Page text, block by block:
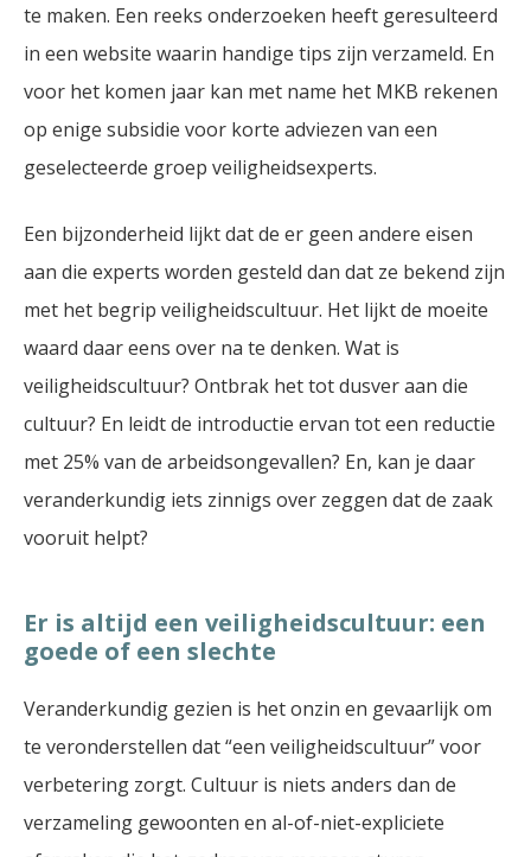
te maken. Een reeks onderzoeken heeft geresulteerd
in een website waarin handige tips zijn verzameld. En
voor het komen jaar kan met name het MKB rekenen
op enige subsidie voor korte adviezen van een
geselecteerde groep veiligheidsexperts.
Een bijzonderheid lijkt dat de er geen andere eisen
aan die experts worden gesteld dan dat ze bekend zijn
met het begrip veiligheidscultuur. Het lijkt de moeite
waard daar eens over na te denken. Wat is
veiligheidscultuur? Ontbrak het tot dusver aan die
cultuur? En leidt de introductie ervan tot een reductie
met 25% van de arbeidsongevallen? En, kan je daar
veranderkundig iets zinnigs over zeggen dat de zaak
vooruit helpt?
Er is altijd een veiligheidscultuur: een
goede of een slechte
Veranderkundig gezien is het onzin en gevaarlijk om
te veronderstellen dat “een veiligheidscultuur” voor
verbetering zorgt. Cultuur is niets anders dan de
verzameling gewoonten en al-of-niet-expliciete